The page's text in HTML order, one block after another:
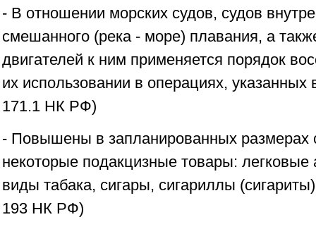
- В отношении морских судов, судов
смешанного (река - море) плавания, а
двигателей к ним применяется порядок
их использовании в операциях,
171.1 НК РФ)
- Повышены в запланированных размерах
некоторые подакцизные товары:
виды табака, сигары, сигариллы
193 НК РФ)